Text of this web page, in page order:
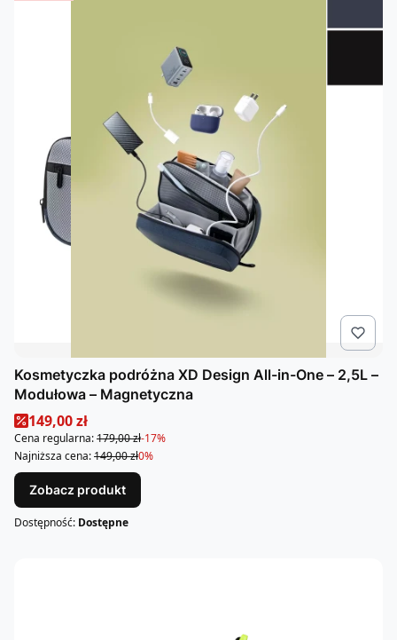
Kosmetyczka podróżna XD Design All-in-One – 2,5L –
Modułowa – Magnetyczna
Cena promocyjna
149,00 zł
Cena regularna:179,00 zł-17%
Najniższa cena:149,00 zł0%
Zobacz produkt
Dostępność: Dostępne